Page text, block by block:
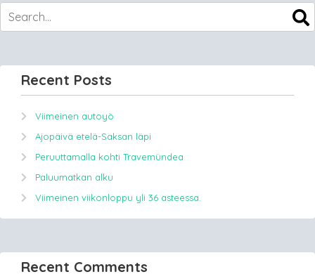
Recent Posts
Viimeinen autoyö
Ajopäivä etelä-Saksan läpi
Peruuttamalla kohti Travemündea
Paluumatkan alku
Viimeinen viikonloppu yli 36 asteessa.
Recent Comments